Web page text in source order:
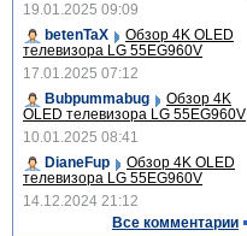
19.01.2025 09:09
betenTaX
Обзор 4K OLED
телевизора LG 55EG960V
17.01.2025 07:12
Bubpummabug
Обзор 4K
OLED телевизора LG 55EG960V
10.01.2025 08:41
DianeFup
Обзор 4K OLED
телевизора LG 55EG960V
14.12.2024 21:12
Все комментарии